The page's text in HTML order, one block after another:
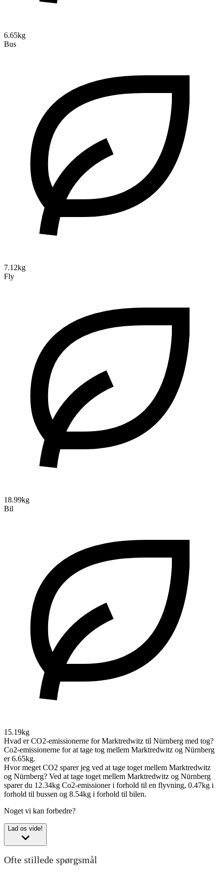
6.65kg
Bus
7.12kg
Fly
18.99kg
Bil
15.19kg
Hvad er CO2-emissionerne for Marktredwitz til Nürnberg med tog?
Co2-emissionerne for at tage tog mellem Marktredwitz og Nürnberg
er 6.65kg.
Hvor meget CO2 sparer jeg ved at tage toget mellem Marktredwitz
og Nürnberg? Ved at tage toget mellem Marktredwitz og Nürnberg
sparer du 12.34kg Co2-emissioner i forhold til en flyvning, 0.47kg i
forhold til bussen og 8.54kg i forhold til bilen.
Noget vi kan forbedre?
Lad os vide!
Ofte stillede spørgsmål